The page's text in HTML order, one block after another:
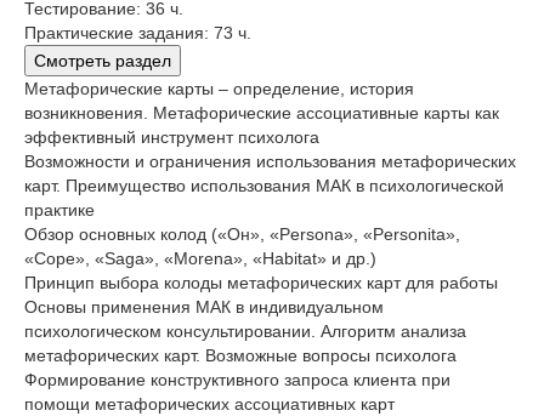
Тестирование: 36 ч.
Практические задания: 73 ч.
Смотреть раздел
Метафорические карты – определение, история
возникновения. Метафорические ассоциативные карты как
эффективный инструмент психолога
Возможности и ограничения использования метафорических
карт. Преимущество использования МАК в психологической
практике
Обзор основных колод («Он», «Persona», «Personita»,
«Cope», «Saga», «Morena», «Habitat» и др.)
Принцип выбора колоды метафорических карт для работы
Основы применения МАК в индивидуальном
психологическом консультировании. Алгоритм анализа
метафорических карт. Возможные вопросы психолога
Формирование конструктивного запроса клиента при
помощи метафорических ассоциативных карт